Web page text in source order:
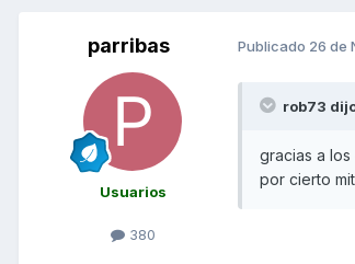
parribas
Usuarios
380
Publicado 26 de
rob73
gracias a los
por cierto